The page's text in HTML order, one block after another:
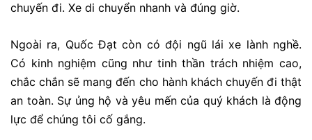
chuyến đi. Xe di chuyển nhanh và đúng giờ.
Ngoài ra, Quốc Đạt còn có đội ngũ lái xe lành nghề.
Có kinh nghiệm cũng như tinh thần trách nhiệm cao,
chắc chắn sẽ mang đến cho hành khách chuyến đi thật
an toàn. Sự ủng hộ và yêu mến của quý khách là động
lực để chúng tôi cố gắng.